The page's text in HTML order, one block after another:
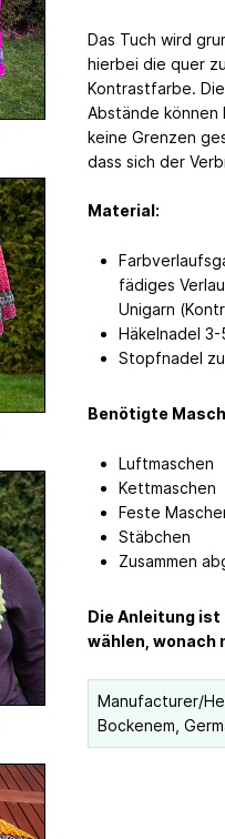
Das Tuch wird
hierbei die quer
Kontrastfarbe.
Abstände
keine Grenzen
dass sich der
Material:
fädiges
Unigarn
Häkelnadel
Stopfnadel
Benötigte
Luftmaschen
Kettmaschen
Feste
Stäbchen
Zusammen
Die Anleitung
wählen, wonach
Manufacturer/
Bockenem,